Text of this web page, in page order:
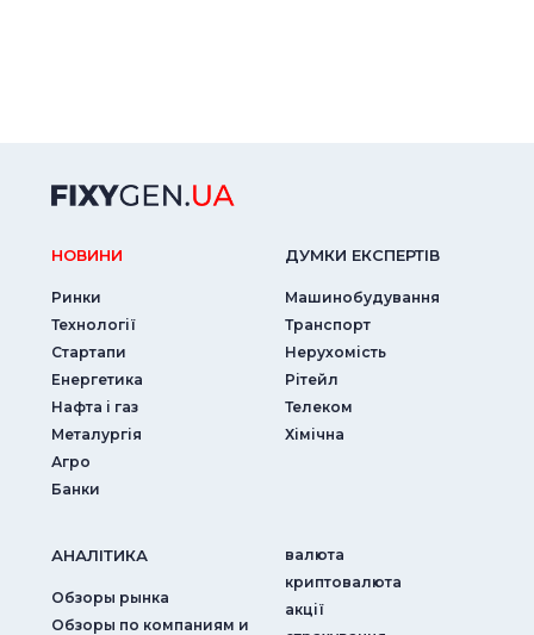
НОВИНИ
Ринки
Технології
Стартапи
Енергетика
Нафта і газ
Металургія
Агро
Банки
ДУМКИ ЕКСПЕРТIВ
Машинобудування
Транспорт
Нерухомість
Рітейл
Телеком
Хімічна
АНАЛIТИКА
Обзоры рынка
Обзоры по компаниям и
валюта
криптовалюта
акції